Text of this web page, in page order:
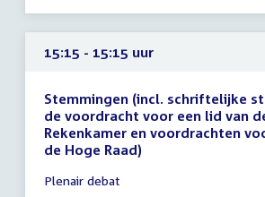
15:15 - 15:15 uur
Stemmingen (incl. schriftelijke
de voordracht voor een lid van
Rekenkamer en voordrachten
de Hoge Raad)
vergadering
Plenair debat